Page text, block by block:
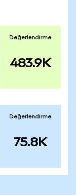
Değerlendirme
483.9K
Değerlendirme
75.8K